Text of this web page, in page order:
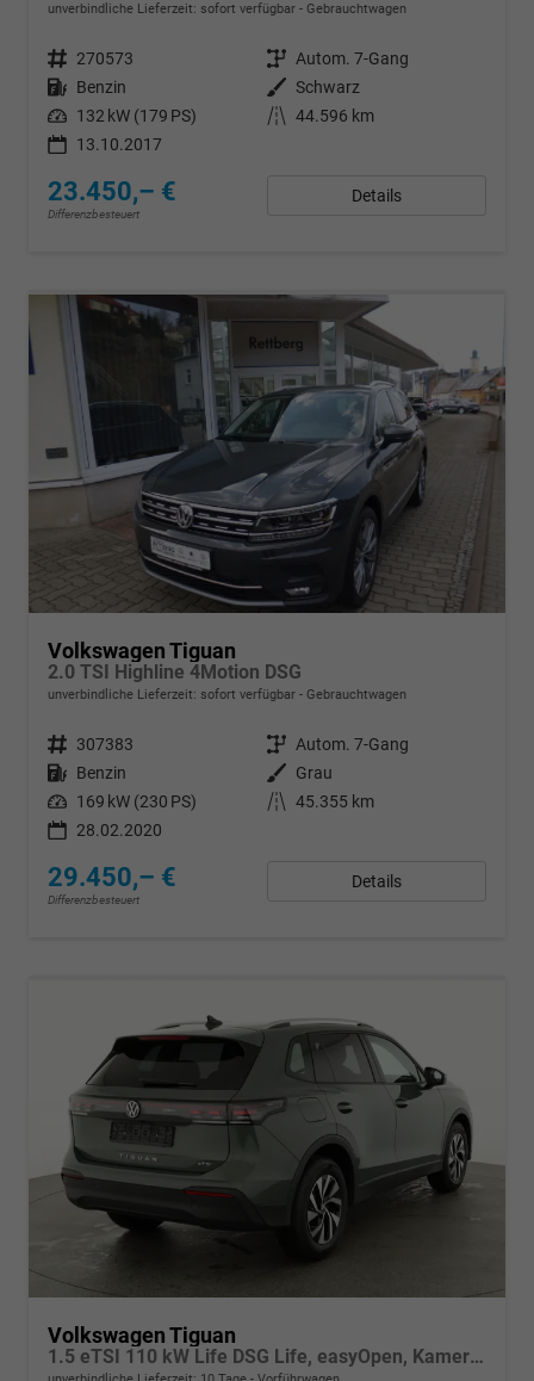
unverbindliche Lieferzeit: sofort verfügbar Gebrauchtwagen
Fahrzeugnr. 270573 Getriebe Autom. 7-Gang
Kraftstoff Benzin Außenfarbe Schwarz
Leistung 132 kW (179 PS) Kilometerstand 44.596 km
13.10.2017
23.450,– €
Differenzbesteuert
Details
Volkswagen Tiguan
2.0 TSI Highline 4Motion DSG
unverbindliche Lieferzeit: sofort verfügbar Gebrauchtwagen
Fahrzeugnr. 307383 Getriebe Autom. 7-Gang
Kraftstoff Benzin Außenfarbe
Grau
Leistung 169 kW (230 PS) Kilometerstand 45.355 km
28.02.2020
29.450,– €
Differenzbesteuert
Details
Volkswagen Tiguan
1.5 eTSI 110 kW Life DSG Life, easyOpen, Kamera, LED-Plus, Winterpaket